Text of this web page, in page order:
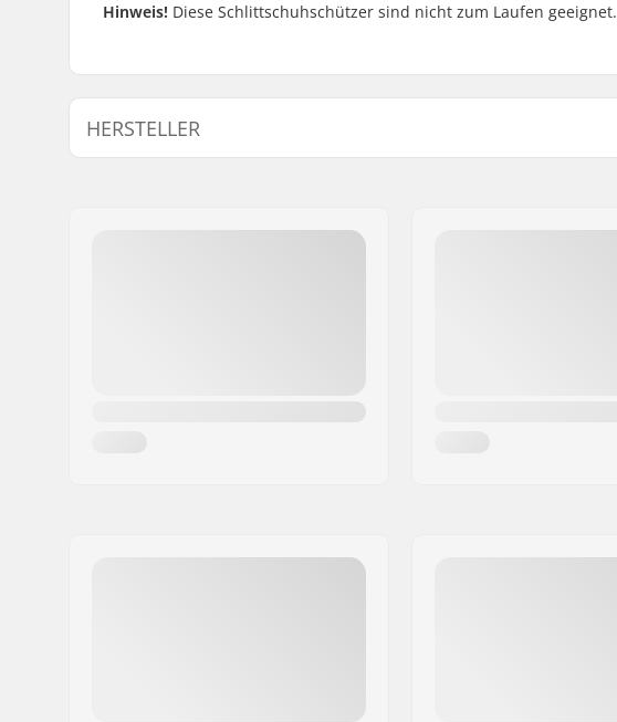
Hinweis! Diese Schlittschuhschützer sind nicht zum Laufen geeignet.
HERSTELLER